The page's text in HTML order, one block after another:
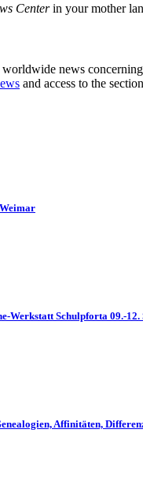
Centerin your mother
news
and access to the section
Werkstatt Schulpforta 09.-12.
Affinitäten,